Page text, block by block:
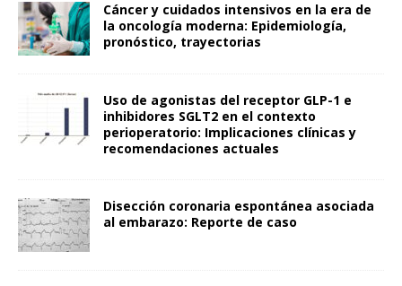
Cáncer y cuidados intensivos en la era de
la oncología moderna: Epidemiología,
pronóstico, trayectorias
Uso de agonistas del receptor GLP-1 e
inhibidores SGLT2 en el contexto
perioperatorio: Implicaciones clínicas y
recomendaciones actuales
Disección coronaria espontánea asociada
al embarazo: Reporte de caso